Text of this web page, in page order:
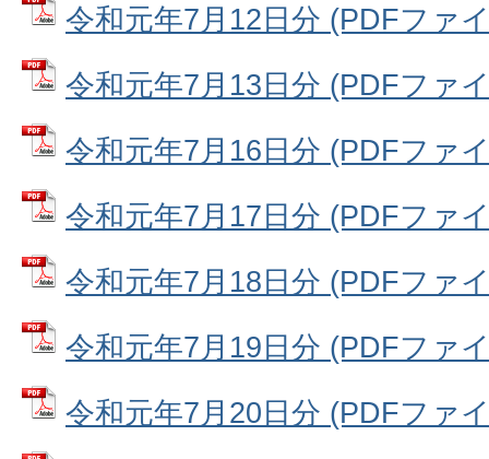
令和元年7月12日分 (PDFファ
令和元年7月13日分 (PDFファ
令和元年7月16日分 (PDFファ
令和元年7月17日分 (PDFファ
令和元年7月18日分 (PDFファ
令和元年7月19日分 (PDFファ
令和元年7月20日分 (PDFファ